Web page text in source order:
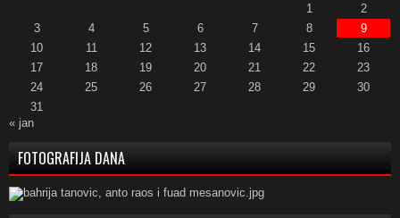
1
2
3
4 5 6 7 8
9
10
11 12 13 14 15
16
17
18 19 20 21 22
23
24
25 26 27 28 29
30
31
« jan
FOTOGRAFIJA DANA